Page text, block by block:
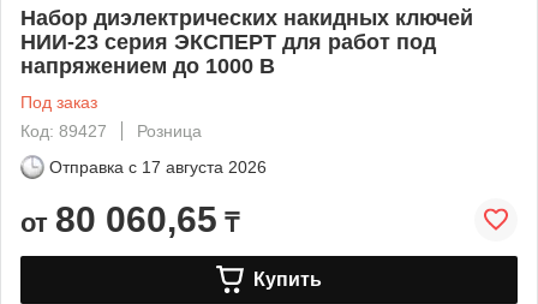
Набор диэлектрических накидных ключей
НИИ-23 серия ЭКСПЕРТ для работ под
напряжением до 1000 В
Под заказ
Код: 89427
Розница
Отправка с 17 августа 2026
от 80 060,65 ₸
Купить